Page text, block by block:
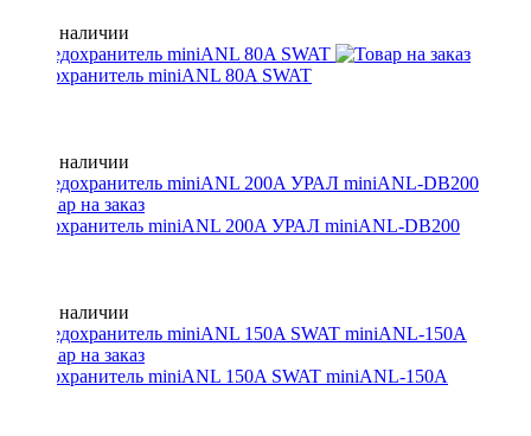
Нет в наличии
Предохранитель miniANL 80A SWAT
Нет в наличии
Предохранитель miniANL 200A УРАЛ miniANL-DB200
Нет в наличии
Предохранитель miniANL 150A SWAT miniANL-150A